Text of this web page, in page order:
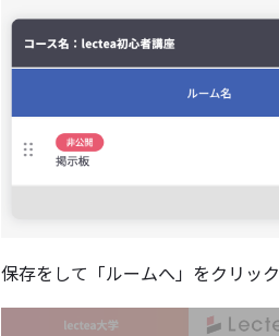
保存をして「ルームへ」をクリッ